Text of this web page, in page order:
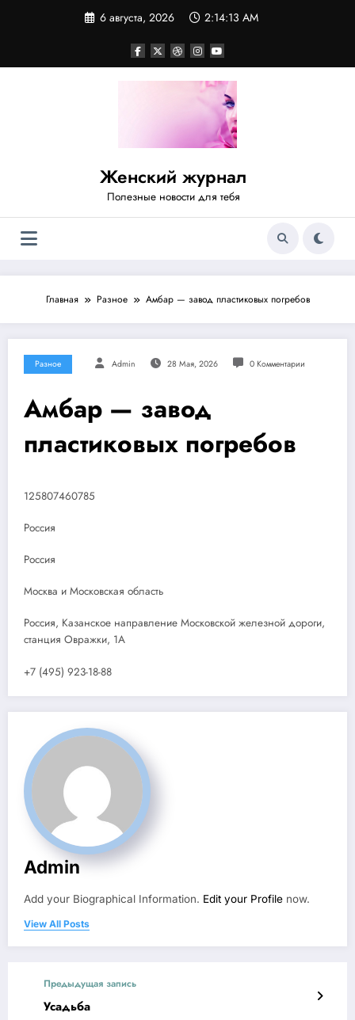
6 августа, 2026 2:14:14 AM
Женский журнал
Полезные новости для тебя
Главная Разное Амбар — завод пластиковых погребов
Разное Admin 28 Мая, 2026 0 Комментарии
Амбар — завод
пластиковых погребов
125807460785
Россия
Россия
Москва и Московская область
Россия, Казанское направление Московской железной дороги,
станция Овражки, 1А
+7 (495) 923-18-88
Admin
Add your Biographical Information. Edit your Profile now.
View All Posts
Предыдущая запись
Усадьба